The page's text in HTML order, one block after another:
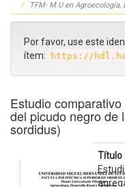
TFM- M.U en
Por favor, use este
ítem:
https://
Estudio
del picudo negro de
sordidus)
Título